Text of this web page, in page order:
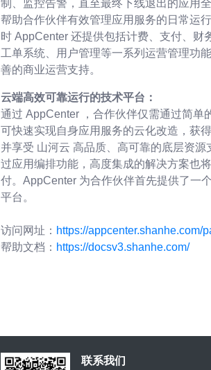
制、监控告警，直至最终下线退出的应用
帮助合作伙伴有效管理应用服务的日常运
时 AppCenter 还提供包括计费、支付、财
工单系统、用户管理等一系列运营管理功
善的商业运营支持。
云端高效可靠运行的技术平台：
通过 AppCenter ，合作伙伴仅需通过简单
可快速实现自身应用服务的云化改造，获
并享受 山河云 高品质、高可靠的底层资源
过应用编排功能，高度集成的解决方案也
付。AppCenter 为合作伙伴首先提供了一
平台。
访问网址： https://appcenter.shanhe.com/
帮助文档： https://docsv3.shanhe.com/
联系我们